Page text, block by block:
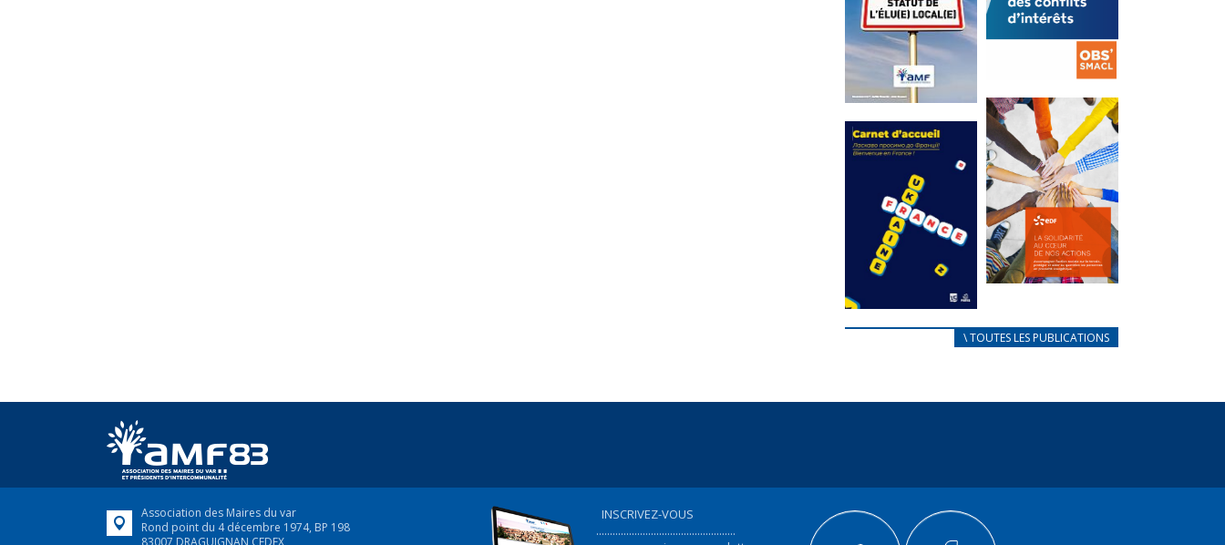
Statut de
l’élu local
Mise à jour avril
2024
FEUILLETER
La
prévention
des conflits
d’intérêts
18 septembre 2023
FEUILLETER
au coeur de
nos actions
en France,...
FEUILLETER
\ TOUTES LES PUBLICATIONS
Association des Maires du var
Rond point du 4 décembre 1974, BP 198
83007 DRAGUIGNAN CEDEX
INSCRIVEZ-VOUS
...................................................